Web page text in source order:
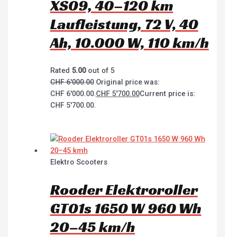
XS09, 40–120 km
Laufleistung, 72 V, 40
Ah, 10.000 W, 110 km/h
Rated 5.00out of 5
CHF6'000.00 Original price was:
CHF 6'000.00.CHF5'700.00Current price is:
CHF 5'700.00.
Elektro Scooters
Rooder Elektroroller
GT01s 1650 W 960 Wh
20–45 km/h